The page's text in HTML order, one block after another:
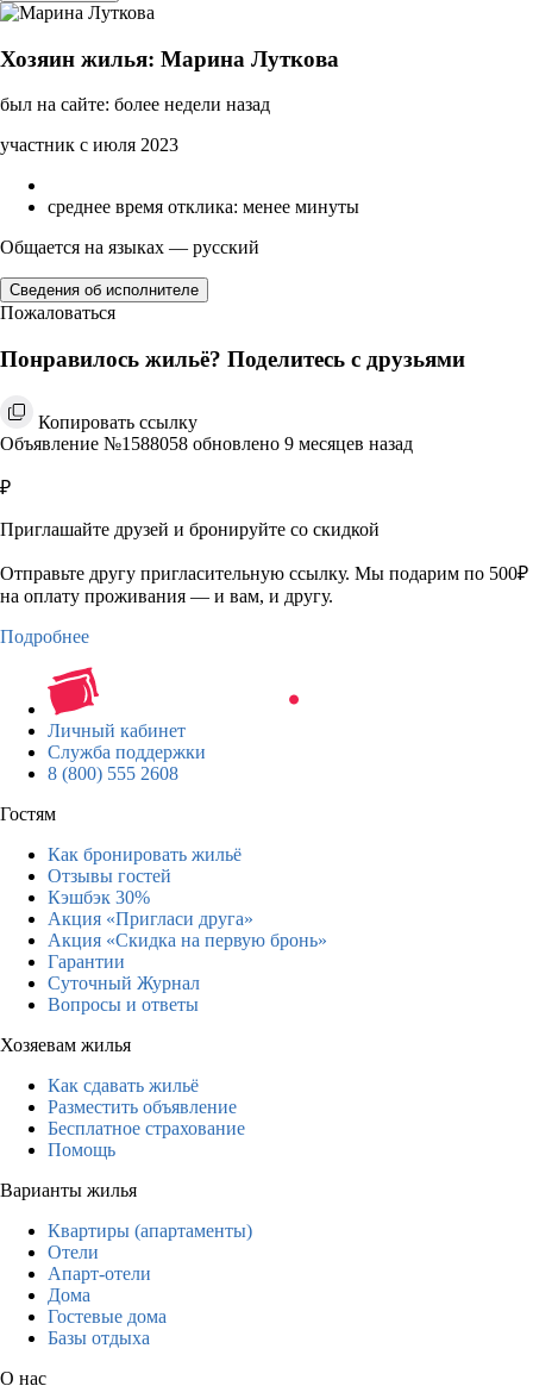
Хозяин жилья: Марина Луткова
был на сайте: более недели назад
участник с июля 2023
среднее время отклика: менее минуты
Общается на языках — русский
Сведения об исполнителе
Пожаловаться
Понравилось жильё? Поделитесь с друзьями
Копировать ссылку
Объявление №1588058 обновлено 9 месяцев назад
₽
Приглашайте друзей и бронируйте со скидкой
Отправьте другу пригласительную ссылку. Мы подарим по 500₽
на оплату проживания — и вам, и другу.
Подробнее
Личный кабинет
Служба поддержки
8 (800) 555 2608
Гостям
Как бронировать жильё
Отзывы гостей
Кэшбэк 30%
Акция «Пригласи друга»
Акция «Скидка на первую бронь»
Гарантии
Суточный Журнал
Вопросы и ответы
Хозяевам жилья
Как сдавать жильё
Разместить объявление
Бесплатное страхование
Помощь
Варианты жилья
Квартиры (апартаменты)
Отели
Апарт-отели
Дома
Гостевые дома
Базы отдыха
О нас